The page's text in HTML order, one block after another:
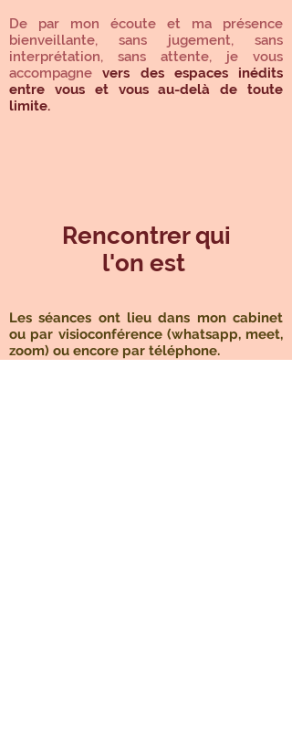
De par mon écoute et ma présence
bienveillante, sans jugement, sans
interprétation, sans attente, je vous
accompagnevers des espaces inédits
entre vous et vous au-delà de toute
limite.
Rencontrer qui
l'on est
Les séances ont lieu dans mon cabinet
ou par visioconférence (whatsapp, meet,
zoom) ou encore par téléphone.